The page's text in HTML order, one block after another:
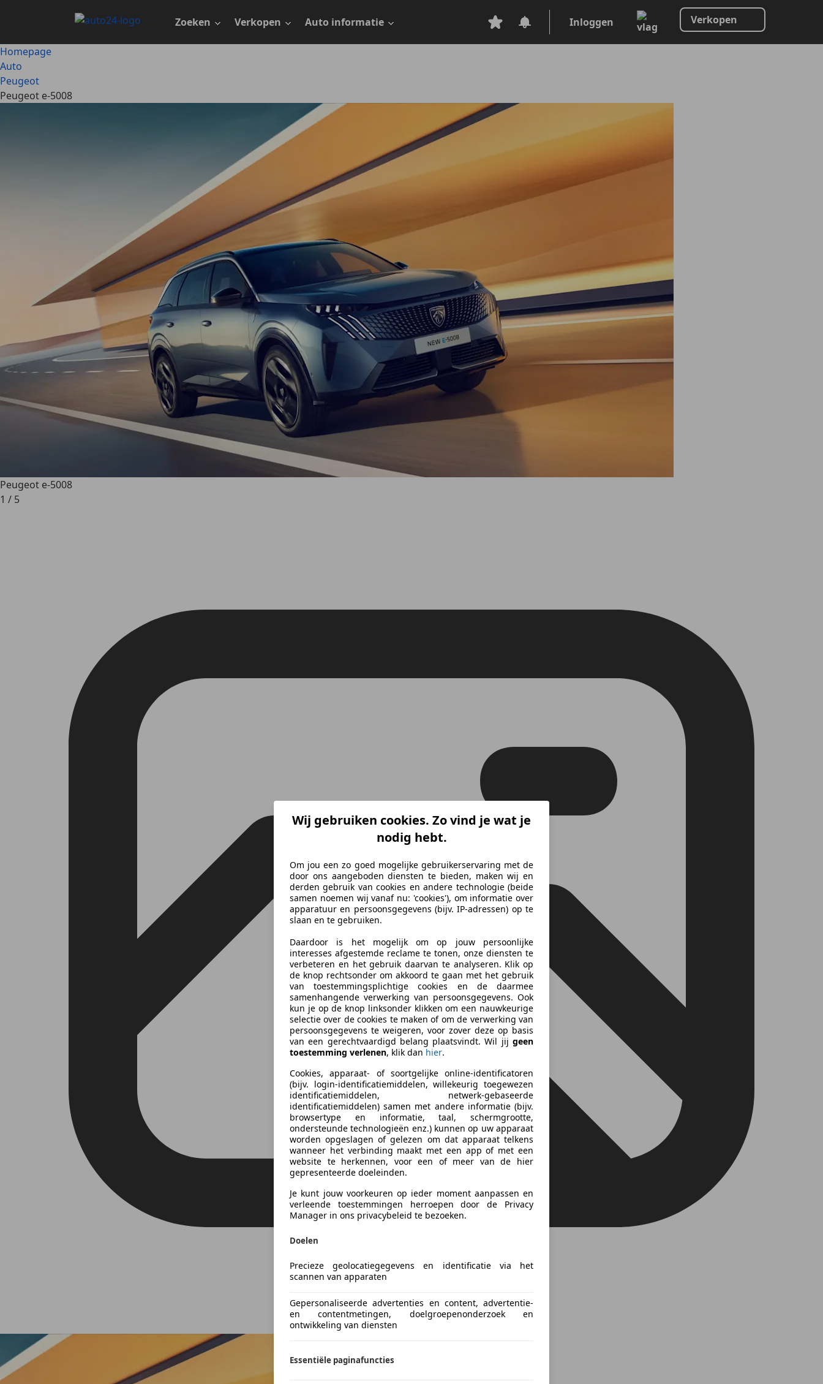
Zoeken Verkopen Auto informatie Inloggen Verkopen
Homepage
Auto
Peugeot
Peugeot e-5008
Peugeot e-5008
1 / 5
Wij gebruiken cookies. Zo vind je wat je
nodig hebt.
Om jou een zo goed mogelijke gebruikerservaring met de
door ons aangeboden diensten te bieden, maken wij en
derden gebruik van cookies en andere technologie (beide
samen noemen wij vanaf nu: 'cookies'), om informatie over
apparatuur en persoonsgegevens (bijv. IP-adressen) op te
slaan en te gebruiken.
Daardoor is het mogelijk om op jouw persoonlijke
interesses afgestemde reclame te tonen, onze diensten te
verbeteren en het gebruik daarvan te analyseren. Klik op
de knop rechtsonder om akkoord te gaan met het gebruik
van toestemmingsplichtige cookies en de daarmee
samenhangende verwerking van persoonsgegevens. Ook
kun je op de knop linksonder klikken om een nauwkeurige
selectie over de cookies te maken of om de verwerking van
persoonsgegevens te weigeren, voor zover deze op basis
van een gerechtvaardigd belang plaatsvindt. Wil jij geen
toestemming verlenen, klik dan hier.
Cookies, apparaat- of soortgelijke online-identificatoren
(bijv. login-identificatiemiddelen, willekeurig toegewezen
identificatiemiddelen, netwerk-gebaseerde
identificatiemiddelen) samen met andere informatie (bijv.
browsertype en informatie, taal, schermgrootte,
ondersteunde technologieën enz.) kunnen op uw apparaat
worden opgeslagen of gelezen om dat apparaat telkens
wanneer het verbinding maakt met een app of met een
website te herkennen, voor een of meer van de hier
gepresenteerde doeleinden.
Je kunt jouw voorkeuren op ieder moment aanpassen en
verleende toestemmingen herroepen door de Privacy
Manager in ons privacybeleid te bezoeken.
Doelen
Precieze geolocatiegegevens en identificatie via het
scannen van apparaten
Gepersonaliseerde advertenties en content, advertentie-
en contentmetingen, doelgroepenonderzoek en
ontwikkeling van diensten
Essentiële paginafuncties